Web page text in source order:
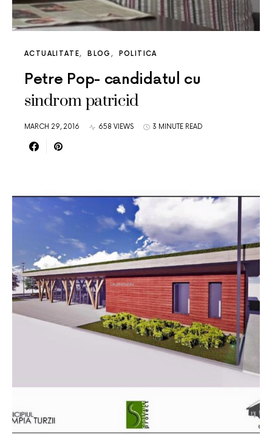
ACTUALITATE BLOG POLITICA
Petre Pop- candidatul cu
sindrom patricid
MARCH 29, 2016 658 VIEWS 3 MINUTE READ